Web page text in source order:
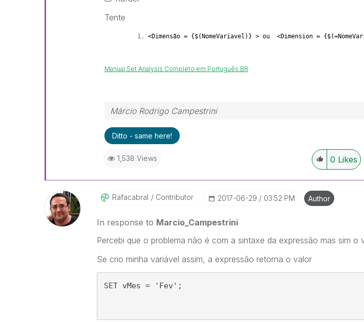
Tente
<Dimensão = {$(NomeVariavel)} > ou <Dimension =
Manual Set Analysis Completo em Português BR
Márcio Rodrigo Campestrini
Ditto - same here!
1,538 Views 0 Likes
Rafacabral Contributor ‎2017-06-29 03:52 PM Author
In response to Marcio_Campestrini
Percebi que o problema não é com a sintaxe da expressão mas sim o
Se crio minha variável assim, a expressão retorna o valor
SET vMes = 'Fev';